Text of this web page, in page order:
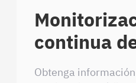
continua
Obtenga